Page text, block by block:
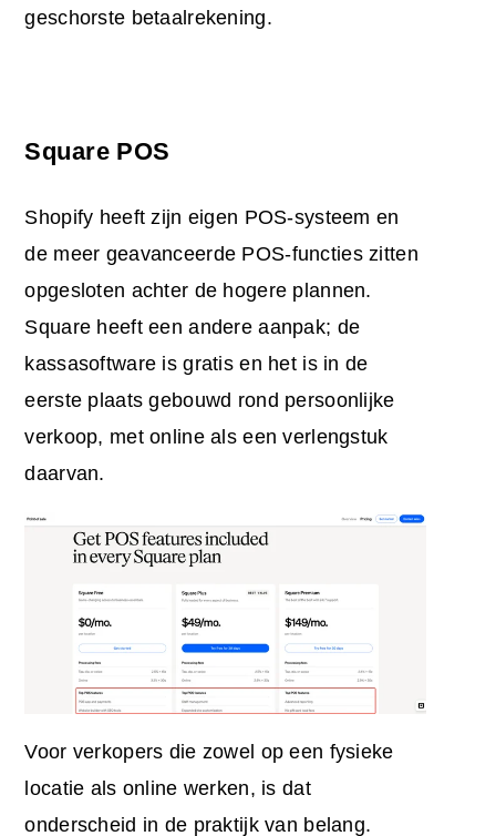
geschorste betaalrekening.
Square POS
Shopify heeft zijn eigen POS-systeem en
de meer geavanceerde POS-functies zitten
opgesloten achter de hogere plannen.
Square heeft een andere aanpak; de
kassasoftware is gratis en het is in de
eerste plaats gebouwd rond persoonlijke
verkoop, met online als een verlengstuk
daarvan.
Voor verkopers die zowel op een fysieke
locatie als online werken, is dat
onderscheid in de praktijk van belang.